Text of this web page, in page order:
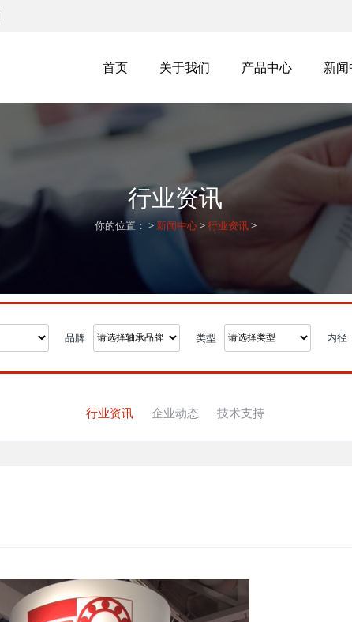
首页 关于我们 产品中心 新
行业资讯
你的位置： > 新闻中心>行业资讯>
品牌 类型 内径
行业资讯 企业动态 技术支持